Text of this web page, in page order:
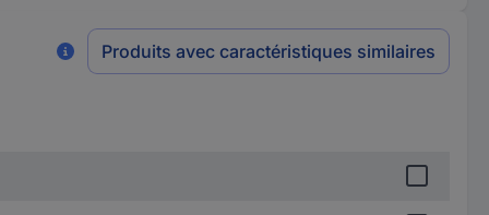
Produits avec caractéristiques similaires